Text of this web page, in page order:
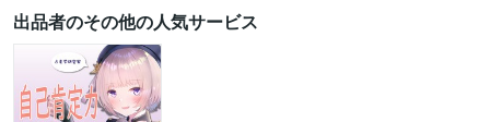
フリーランスさんならではのお悩み
係のお悩み 心理学 脳科学 悩み相談 カウンセリング
才能 癒し 悩み相談
心理学
脳科学 量子力学
占い 才能分析：超精密鑑定書作成（ヨード含む）
（ネイタルチャート）分析
出品者のその他の人気サービス